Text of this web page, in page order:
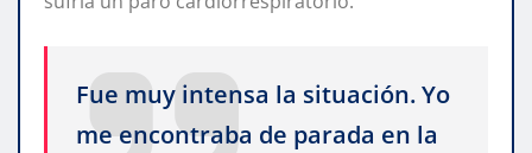
Fue muy intensa la situación. Yo
me encontraba de parada en la